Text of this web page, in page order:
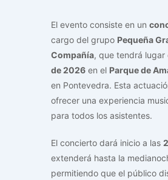
El evento consiste en un
cargo del grupo Pequeña
Compañía, que tendrá lugar
de 2026 en el Parque de
en Pontevedra. Esta
ofrecer una experiencia
para todos los asistentes.
El concierto dará inicio a las
extenderá hasta la
permitiendo que el público